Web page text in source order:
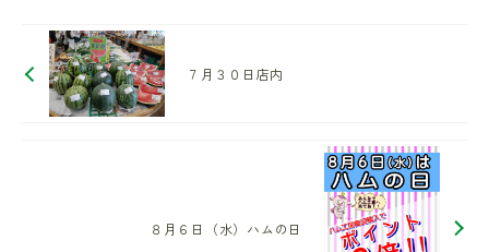
７月３０日店内
８月６日（水）ハムの日